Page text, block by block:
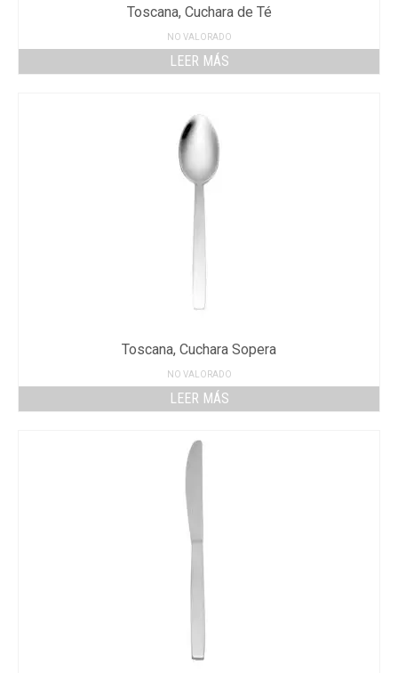
Toscana, Cuchara de Té
NO VALORADO
LEER MÁS
Toscana, Cuchara Sopera
NO VALORADO
LEER MÁS